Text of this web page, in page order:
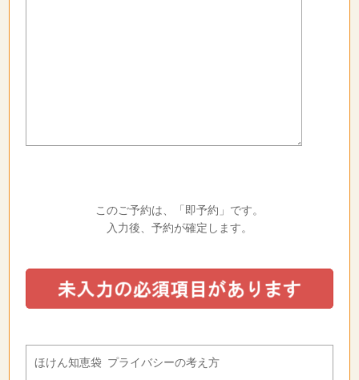
このご予約は、「即予約」です。
入力後、予約が確定します。
ほけん知恵袋 プライバシーの考え方